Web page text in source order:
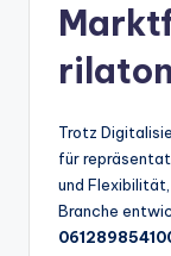
rilaton
Trotz
für
und
Branche